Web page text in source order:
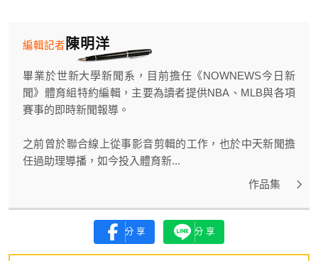
陳明洋
編輯記者
畢業於世新大學新聞系，目前擔任《NOWNEWS今日新
聞》體育組特約編輯，主要為讀者提供NBA、MLB與各項
賽事的即時新聞報導。
之前曾於聯合線上從事影音剪輯的工作，也於中天新聞擔
任過助理導播，如今投入體育新...
作品集
分享 分享